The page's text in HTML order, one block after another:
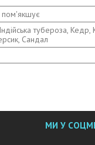
пом'якшує
тубероза,
Сандал
МИ У